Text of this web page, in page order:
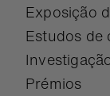
Exposição
Estudos de
Prémios